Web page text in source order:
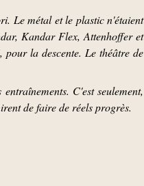
Le métal et le plastic n'étaient
Kandar Flex, Attenhoffer et
la descente. Le théâtre de
C'est seulement,
de faire de réels progrès.